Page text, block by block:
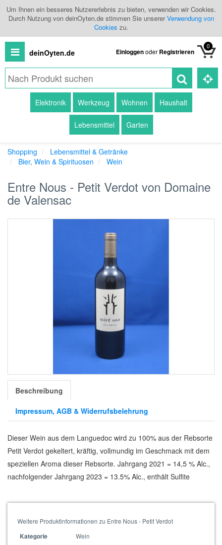
Um Ihnen ein besseres Nutzererlebnis zu bieten, verwenden wir Cookies.
Durch Nutzung von deinOyten.de stimmen Sie unsererVerwendung von
Cookies zu.
deinOyten.de Einloggenoder Registrieren
0
Produkte
Händlerübersicht
Elektronik Werkzeug Wohnen Haushalt
Lebensmittel Garten
Shopping
Lebensmittel & Getränke
Bier, Wein & Spirituosen
Wein
Entre Nous - Petit Verdot von Domaine
de Valensac
Beschreibung
Impressum, AGB & Widerrufsbelehrung
Dieser Wein aus dem Languedoc wird zu 100% aus der Rebsorte
Petit Verdot gekeltert, kräftig, vollmundig im Geschmack mit dem
speziellen Aroma dieser Rebsorte. Jahrgang 2021 = 14,5 % Alc.,
nachfolgender Jahrgang 2023 = 13.5% Alc., enthält Sulfite
Weitere Produktinformationen zu Entre Nous - Petit Verdot
Kategorie
Wein